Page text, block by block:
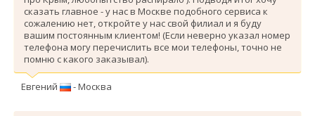
сказать главное - у нас в Москве подобного сервиса к
сожалению нет, откройте у нас свой филиал и я буду
вашим постоянным клиентом! (Если неверно указал номер
телефона могу перечислить все мои телефоны, точно не
помню с какого заказывал).
Евгений - Москва